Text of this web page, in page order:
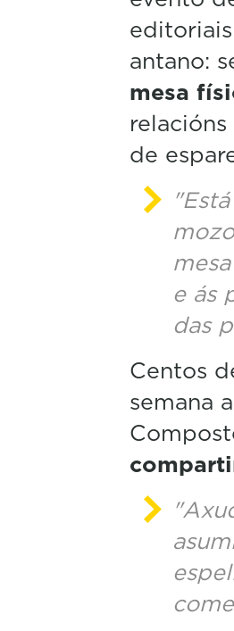
antano:
mesa
de
e ás
das
Centos
semana